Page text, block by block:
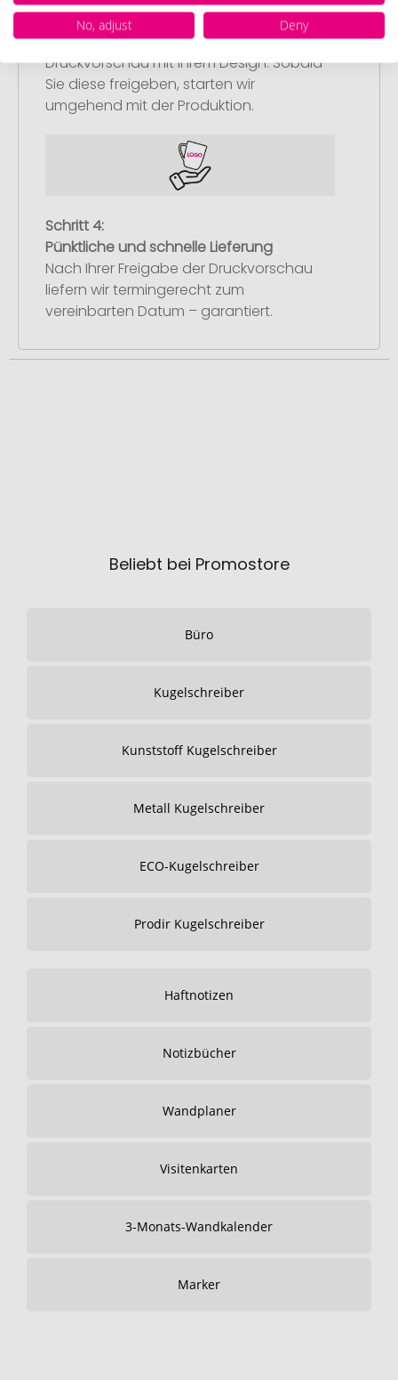
Artikelvorschau und Freigabe
Sie erhalten von uns eine kostenlose
Druckvorschau mit Ihrem Design. Sobald
Sie diese freigeben, starten wir
umgehend mit der Produktion.
Schritt 4:
Pünktliche und schnelle Lieferung
Nach Ihrer Freigabe der Druckvorschau
liefern wir termingerecht zum
vereinbarten Datum – garantiert.
Beliebt bei Promostore
Büro
Kugelschreiber
Kunststoff Kugelschreiber
Metall Kugelschreiber
ECO-Kugelschreiber
Prodir Kugelschreiber
Haftnotizen
Notizbücher
Wandplaner
Visitenkarten
3-Monats-Wandkalender
Marker
No, adjust
Deny